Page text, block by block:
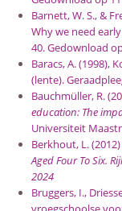
Barnett, W. S., &
Why we need
40. Gedownload
Baracs, A. (1998),
(lente).
Bauchmüller, R.
education: The
Universiteit
Berkhout, L. (2012)
Aged Four To Six.
2024
Bruggers, I.,